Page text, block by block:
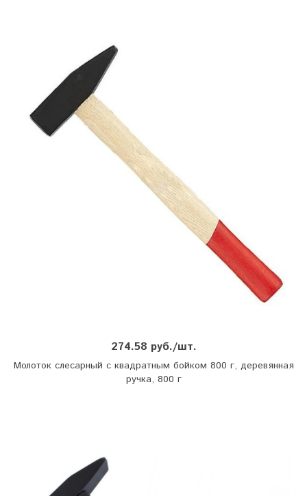
274.58 руб./шт.
Молоток слесарный с квадратным бойком 800 г, деревянная
ручка, 800 г